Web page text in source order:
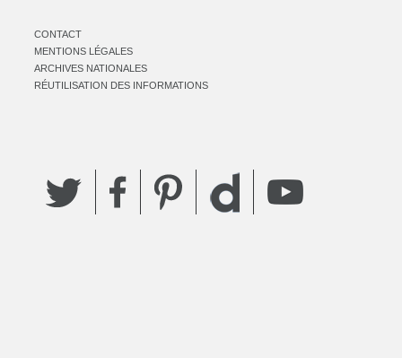
CONTACT
MENTIONS LÉGALES
ARCHIVES NATIONALES
RÉUTILISATION DES INFORMATIONS